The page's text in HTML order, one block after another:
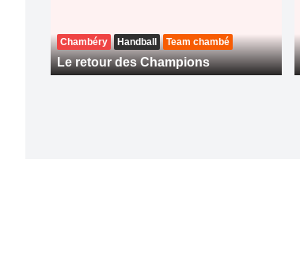
Chambéry Handball Team chambé
Le retour des Champions